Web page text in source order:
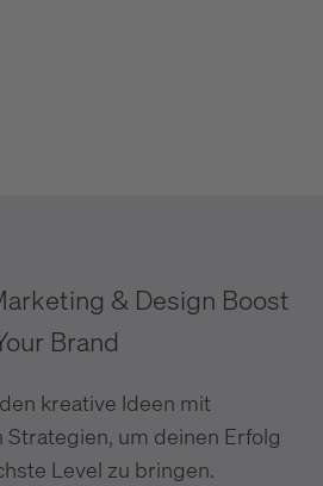
& Design Boost
Brand
kreative Ideen mit
um deinen Erfolg
Level zu bringen.